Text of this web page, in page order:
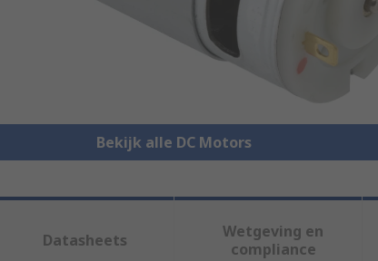
Bekijk alle DC Motors
Datasheets
Wetgeving en
compliance